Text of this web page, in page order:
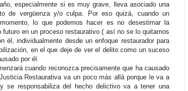
especialmente si es muy grave, lleva asociado una
de vergüenza y/o culpa. Por eso quizá, cuando un
lo que podemos hacer es no desestimar la
en un proceso restaurativo ( así no se lo quitamos
individualmente desde un enfoque restaurador para
en el que deje de ver el delito como un suceso
por él.
cuando reconozca precisamente que ha causado
Restaurativa va un poco más allá porque le va a
se responsabiliza del hecho delictivo va a tener una